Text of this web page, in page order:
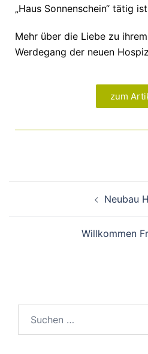
„Haus Sonnenschein“ tätig
Mehr über die Liebe zu
Werdegang der neuen
zum
Neubau
Willkommen